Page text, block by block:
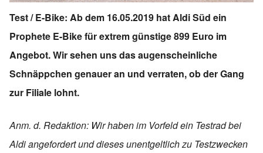
Test / E-Bike: Ab dem 16.05.2019 hat Aldi Süd ein
Prophete E-Bike für extrem günstige 899 Euro im
Angebot. Wir sehen uns das augenscheinliche
Schnäppchen genauer an und verraten, ob der Gang
zur Filiale lohnt.
Anm. d. Redaktion: Wir haben im Vorfeld ein Testrad bei
Aldi angefordert und dieses unentgeltlich zu Testzwecken